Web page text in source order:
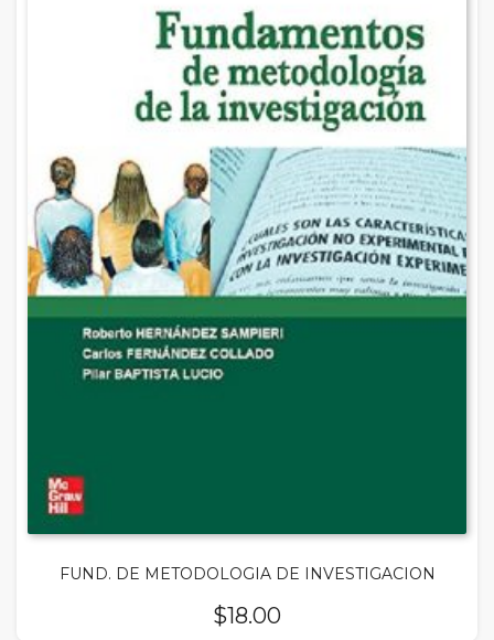
FUND. DE METODOLOGIA DE INVESTIGACION
$18.00